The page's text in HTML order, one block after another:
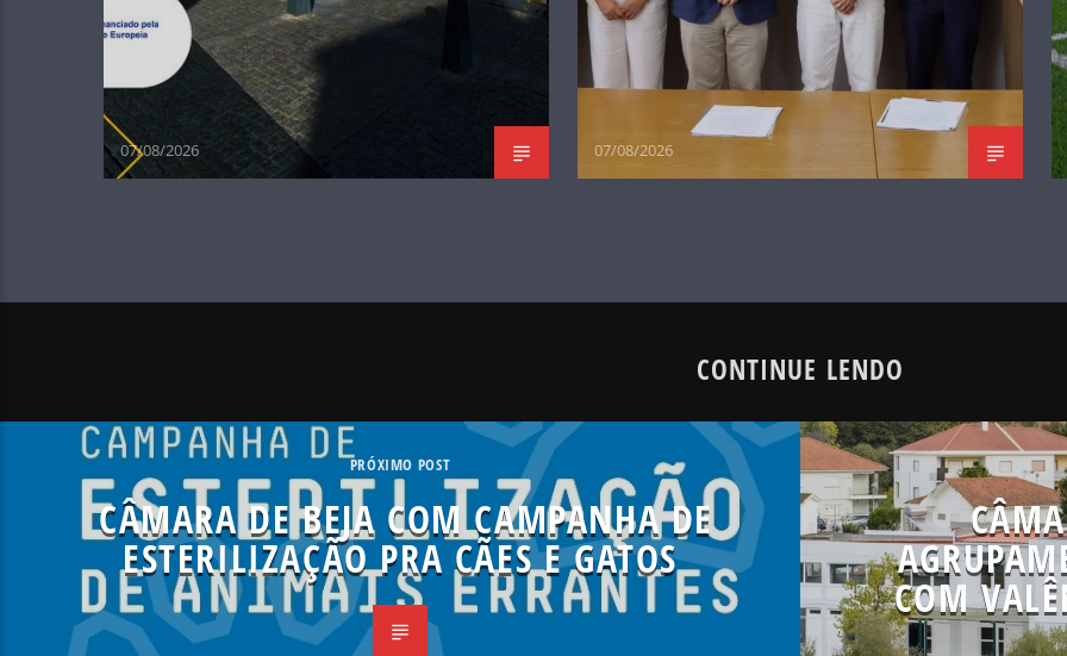
07/08/2026 07/08/2026
CONTINUE LENDO
PRÓXIMO POST
CÂMARA DE BEJA COM CAMPANHA DE
ESTERILIZAÇÃO PRA CÃES E GATOS
COM